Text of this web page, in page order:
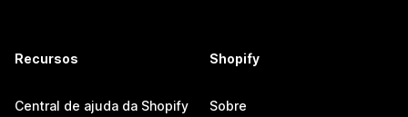
Recursos
Central de ajuda da Shopify
Shopify
Sobre